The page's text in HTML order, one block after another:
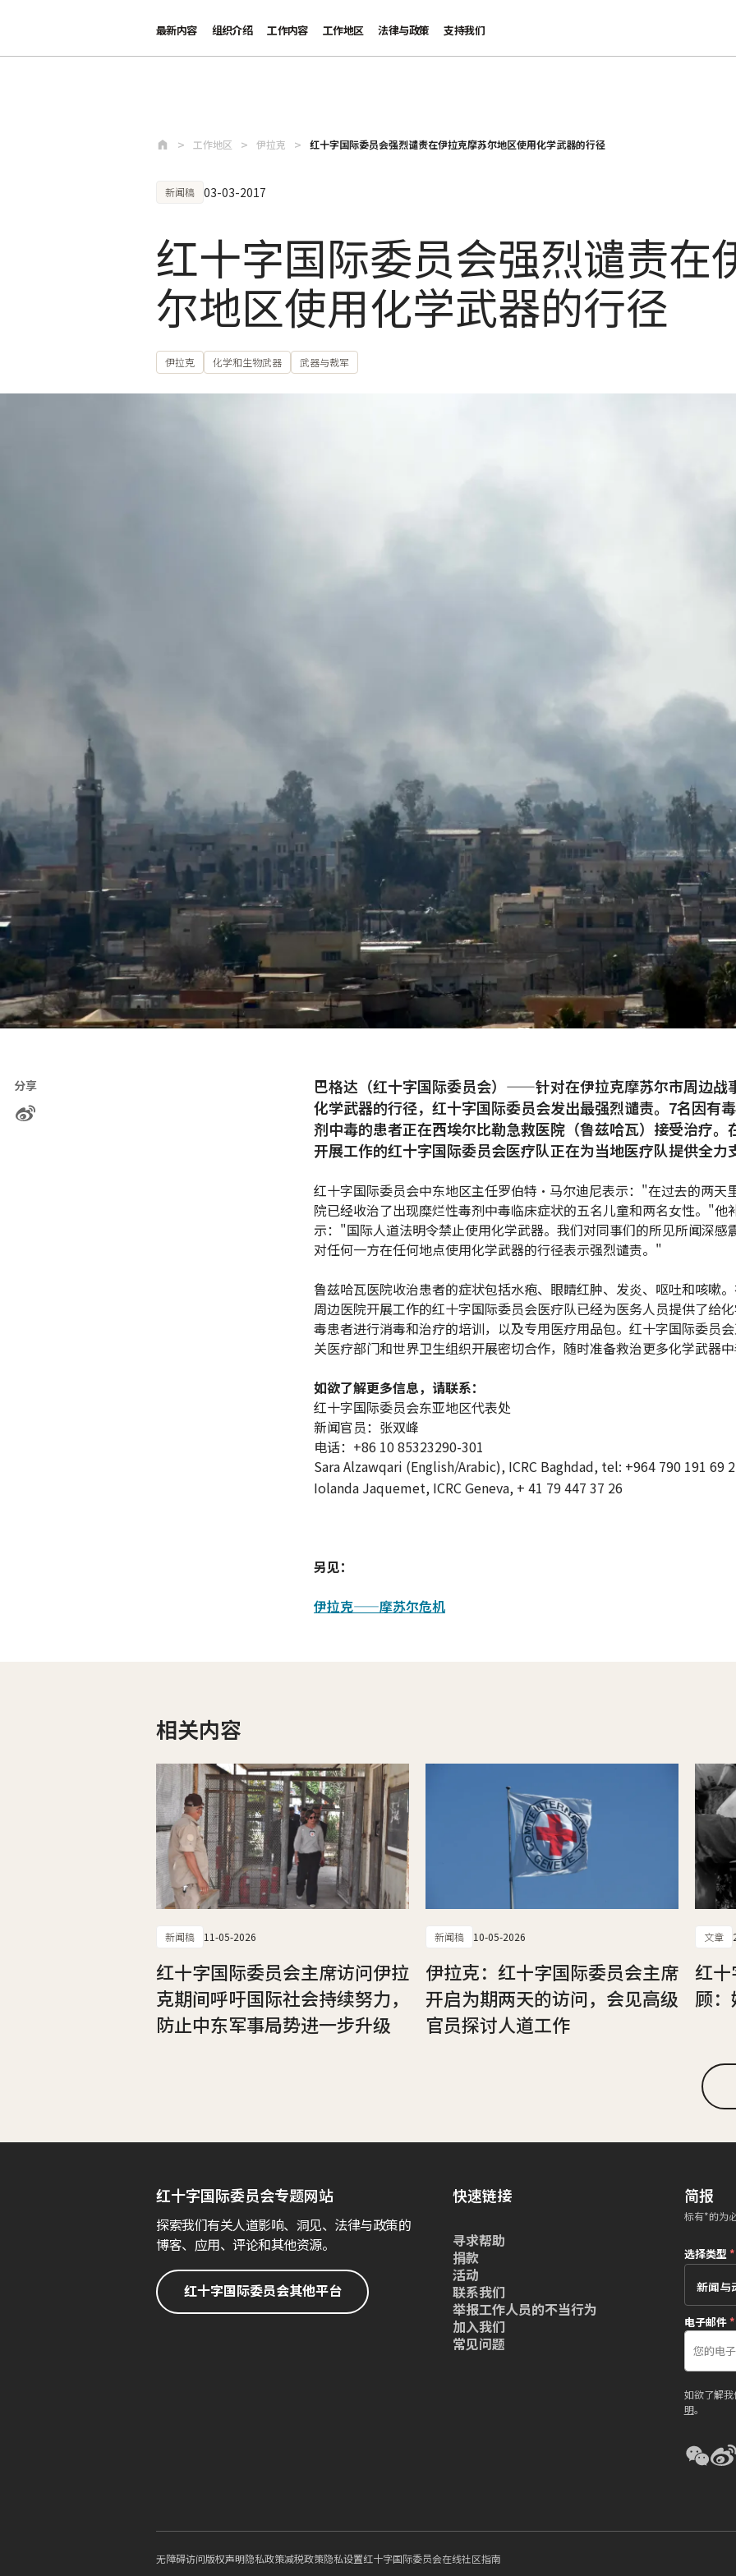
最新内容 组织介绍 工作内容 工作地区 法律与政策 支持我们
工作地区 伊拉克 红十字国际委员会强烈谴责在伊拉克摩苏尔地区使用化学武器的行径
新闻稿 03-03-2017
红十字国际委员会强烈谴责在
尔地区使用化学武器的行径
伊拉克 化学和生物武器 武器与裁军
分享
巴格达（红十字国际委员会）——针对在伊拉克摩苏尔市周边战
化学武器的行径，红十字国际委员会发出最强烈谴责。7名因有
剂中毒的患者正在西埃尔比勒急救医院（鲁兹哈瓦）接受治疗。
开展工作的红十字国际委员会医疗队正在为当地医疗队提供全力
红十字国际委员会中东地区主任罗伯特•马尔迪尼表示："在过去的两天
院已经收治了出现糜烂性毒剂中毒临床症状的五名儿童和两名女性。"他
示："国际人道法明令禁止使用化学武器。我们对同事们的所见所闻深感
对任何一方在任何地点使用化学武器的行径表示强烈谴责。"
鲁兹哈瓦医院收治患者的症状包括水疱、眼睛红肿、发炎、呕吐和咳嗽
周边医院开展工作的红十字国际委员会医疗队已经为医务人员提供了给
毒患者进行消毒和治疗的培训，以及专用医疗用品包。红十字国际委员
关医疗部门和世界卫生组织开展密切合作，随时准备救治更多化学武器
如欲了解更多信息，请联系：
红十字国际委员会东亚地区代表处
新闻官员：张双峰
电话：+86 10 85323290-301
Sara Alzawqari (English/Arabic), ICRC Baghdad, tel: +964 790 191 69
Iolanda Jaquemet, ICRC Geneva, + 41 79 447 37 26
另见：
伊拉克——摩苏尔危机
相关内容
新闻稿 11-05-2026
红十字国际委员会主席访问伊拉
克期间呼吁国际社会持续努力，
防止中东军事局势进一步升级
新闻稿 10-05-2026
伊拉克：红十字国际委员会主席
开启为期两天的访问，会见高级
官员探讨人道工作
文章
红
顾
红十字国际委员会专题网站
探索我们有关人道影响、洞见、法律与政策的
博客、应用、评论和其他资源。
红十字国际委员会其他平台
快速链接
寻求帮助
捐款
活动
联系我们
举报工作人员的不当行为
加入我们
常见问题
简报
标有*的为
选择类型*
电子邮件*
如欲了解
明。
无障碍访问版权声明隐私政策减税政策隐私设置红十字国际委员会在线社区指南